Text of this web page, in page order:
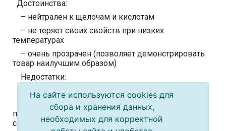
Достоинства:
– нейтрален к щелочам и кислотам
– не теряет своих свойств при низких
температурах
– очень прозрачен (позволяет демонстрировать
товар наилучшим образом)
Недостатки:
– хрупкий
– не самый безопасный из пластиков, особенно
при нагреве (это относится и к стаканчикам со
свежезаваренными чаем/кофе и пр.)
На сайте используются cookies для
сбора и хранения данных,
необходимых для корректной